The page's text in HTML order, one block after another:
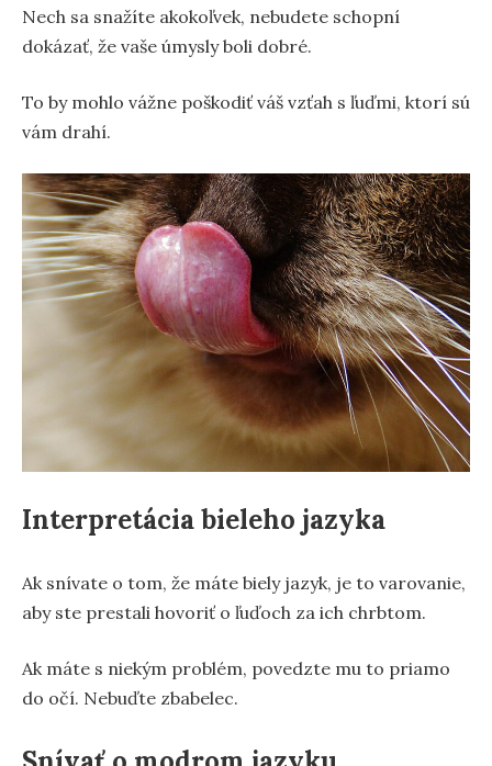
Nech sa snažíte akokoľvek, nebudete schopní
dokázať, že vaše úmysly boli dobré.
To by mohlo vážne poškodiť váš vzťah s ľuďmi, ktorí sú
vám drahí.
Interpretácia bieleho jazyka
Ak snívate o tom, že máte biely jazyk, je to varovanie,
aby ste prestali hovoriť o ľuďoch za ich chrbtom.
Ak máte s niekým problém, povedzte mu to priamo
do očí. Nebuďte zbabelec.